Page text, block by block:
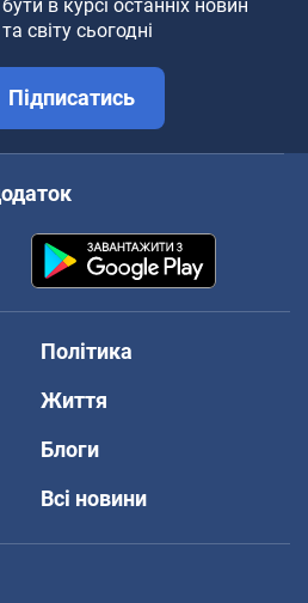
в курсі останніх новин
світу сьогодні
Підписатись
Політика
Життя
Блоги
Всі новини